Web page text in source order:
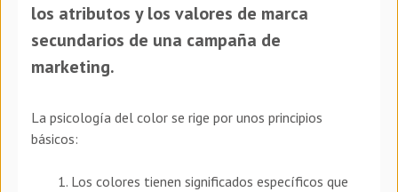
los atributos y los valores de marca
secundarios de una campaña de
marketing.
La psicología del color se rige por unos principios
básicos:
1. Los colores tienen significados específicos que